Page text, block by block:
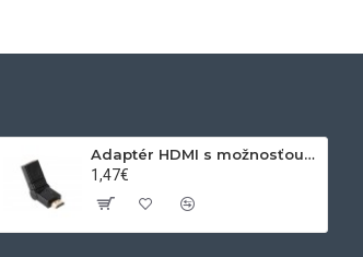
Adaptér HDMI s možnosťou otáčania
1,47€